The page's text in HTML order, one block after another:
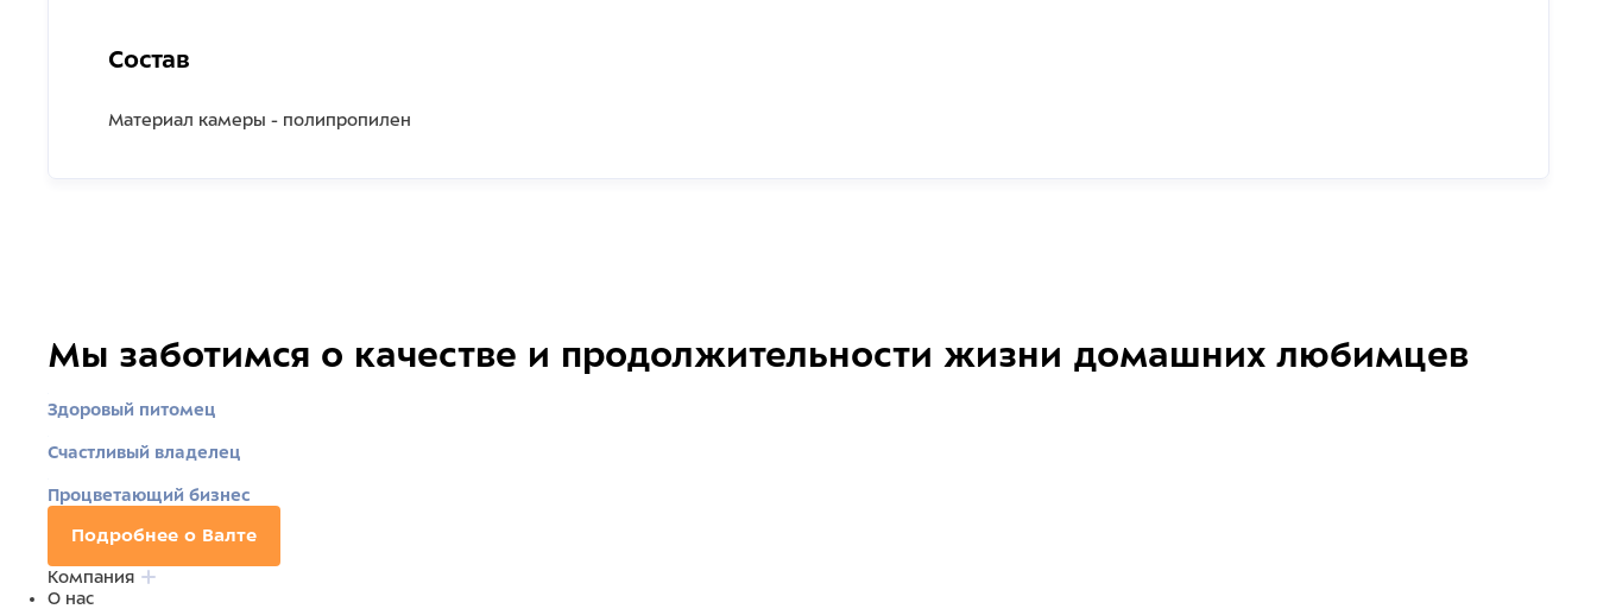
Состав
Материал камеры - полипропилен
Мы заботимся о качестве и продолжительности жизни домашних любимцев
Здоровый питомец
Счастливый владелец
Процветающий бизнес
Подробнее о Валте
Компания
О нас